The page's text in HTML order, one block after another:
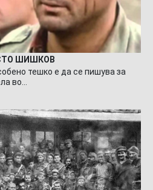
ШИШКОВ
тешко е да се пишува за
во…